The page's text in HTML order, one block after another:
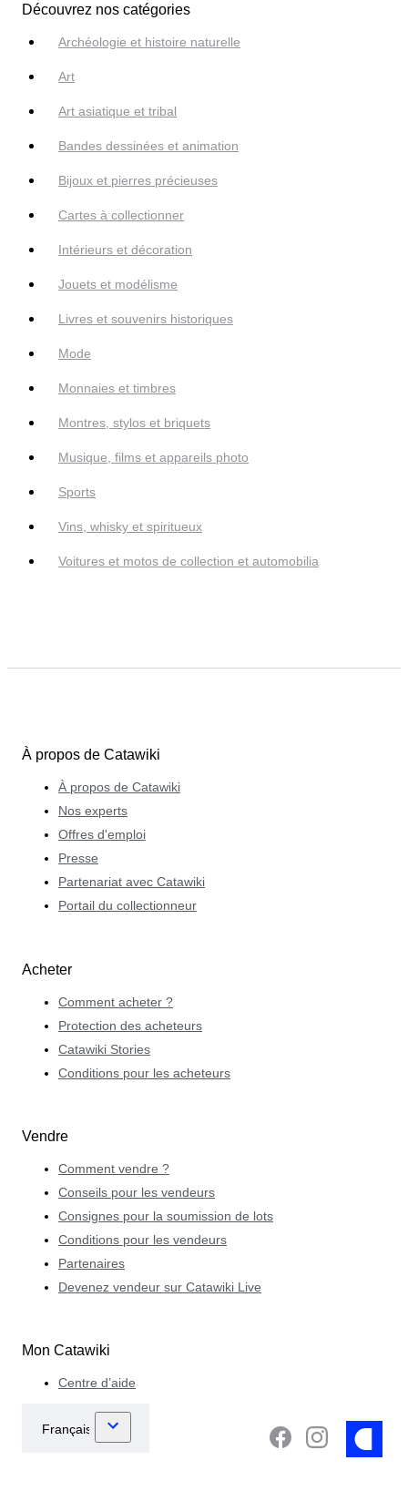
Découvrez nos catégories
Archéologie et histoire naturelle
Art
Art asiatique et tribal
Bandes dessinées et animation
Bijoux et pierres précieuses
Cartes à collectionner
Intérieurs et décoration
Jouets et modélisme
Livres et souvenirs historiques
Mode
Monnaies et timbres
Montres, stylos et briquets
Musique, films et appareils photo
Sports
Vins, whisky et spiritueux
Voitures et motos de collection et automobilia
À propos de Catawiki
À propos de Catawiki
Nos experts
Offres d'emploi
Presse
Partenariat avec Catawiki
Portail du collectionneur
Acheter
Comment acheter ?
Protection des acheteurs
Catawiki Stories
Conditions pour les acheteurs
Vendre
Comment vendre ?
Conseils pour les vendeurs
Consignes pour la soumission de lots
Conditions pour les vendeurs
Partenaires
Devenez vendeur sur Catawiki Live
Mon Catawiki
Centre d’aide